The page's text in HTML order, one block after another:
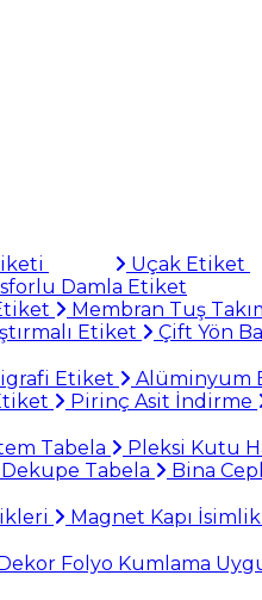
Uçak Etiket
Damla Etiket
Membran Tuş
Etiket Çift Yön
Etiket Alüminyum
Pirinç Asit İndirme
Tabela Pleksi Kutu
Tabela Bina
Magnet Kapı
Folyo Kumlama